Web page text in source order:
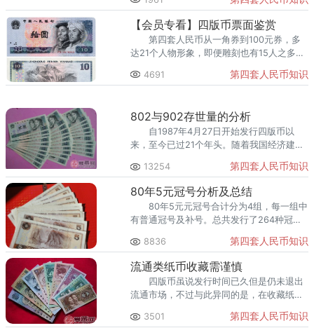
钞大全套的投资价值在未来一定会有一波新
的行情。
【会员专看】四版币票面鉴赏
第四套人民币从一角券到100元券，多
达21个人物形象，即便雕刻也有15人之多，
4691
第四套人民币知识
802与902存世量的分析
自1987年4月27日开始发行四版币以
来，至今已过21个年头。随着我国经济建设
中缘由涉及到我国人民币的一些管理政策与
措施，已经不属于你们所能讨论的了！
13254 第四套人民币知识
80年5元冠号分析及总结
80年5元元冠号合计分为4组，每一组中
有普通冠号及补号。总共发行了264种冠
号。 3、在补号方面，JX补号目前了解
到最大流水号为JX9909，目前已全部印
完。
8836 第四套人民币知识
流通类纸币收藏需谨慎
四版币虽说发行时间已久但是仍未退出
流通市场，不过与此异同的是，在收藏纸币
人们不知道国家出令禁止非法买卖流通中的
3501 第四套人民币知识